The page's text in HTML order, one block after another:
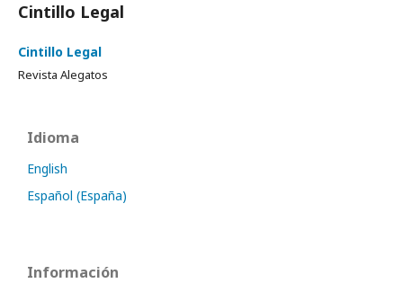
Cintillo Legal
Cintillo Legal
Revista Alegatos
Idioma
English
Español (España)
Información